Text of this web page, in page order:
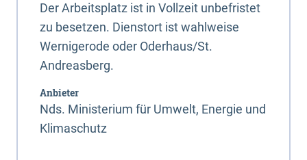
Der Arbeitsplatz ist in Vollzeit unbefristet
zu besetzen. Dienstort ist wahlweise
Wernigerode oder Oderhaus/St.
Andreasberg.
Anbieter
Nds. Ministerium für Umwelt, Energie und
Klimaschutz